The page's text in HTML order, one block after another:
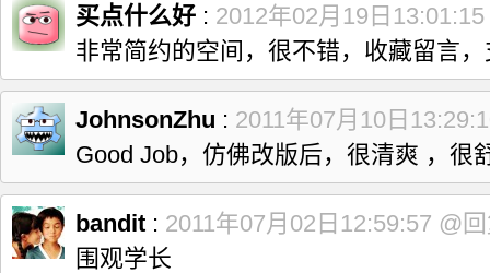
买点什么好 : 2012年02月19日13:01:15
非常简约的空间，很不错，收藏留言
JohnsonZhu : 2011年07月10日
Good Job，仿佛改版后，很清爽 ，很
bandit : 2011年07月02日12:59:57 @
围观学长